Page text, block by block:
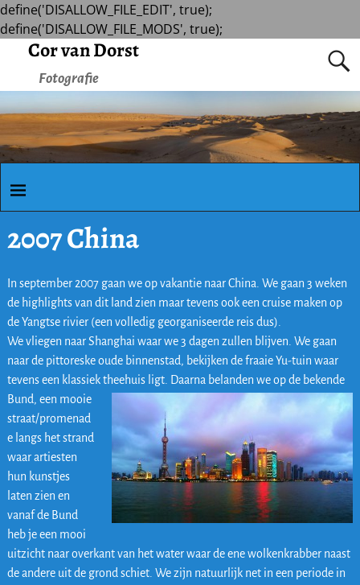
define('DISALLOW_FILE_EDIT', true);
define('DISALLOW_FILE_MODS', true);
Cor van Dorst
Fotografie
2007 China
In september 2007 gaan we op vakantie naar China. We gaan 3 weken
de highlights van dit land zien maar tevens ook een cruise maken op
de Yangtse rivier (een volledig georganiseerde reis dus).
We vliegen naar Shanghai waar we 3 dagen zullen blijven. We gaan
naar de pittoreske oude binnenstad, bekijken de fraaie Yu-tuin waar
tevens een klassiek theehuis ligt. Daarna belanden we op de bekende
Bund, een mooie
straat/promenad
e langs het strand
waar artiesten
hun kunstjes
laten zien en
vanaf de Bund
heb je een mooi
uitzicht naar overkant van het water waar de ene wolkenkrabber naast
de andere uit de grond schiet. We zijn natuurlijk net in een periode in